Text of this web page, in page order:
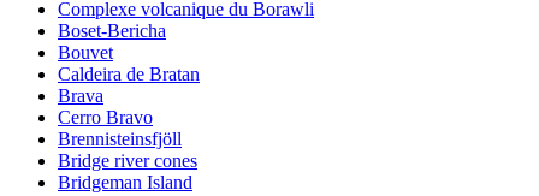
Complexe volcanique du Borawli
Boset-Bericha
Bouvet
Caldeira de Bratan
Brava
Cerro Bravo
Brennisteinsfjöll
Bridge river cones
Bridgeman Island